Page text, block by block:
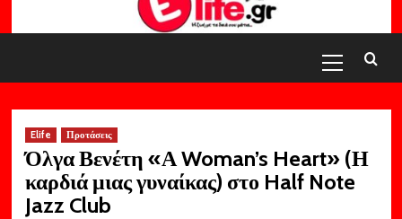
Menu
Elife Προτάσεις
Όλγα Βενέτη «Α Woman’s Heart» (Η
καρδιά μιας γυναίκας) στο Half Note
Jazz Club